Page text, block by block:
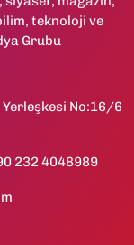
teknoloji ve
Grubu
Yerleşkesi No:16/6
232 4048989